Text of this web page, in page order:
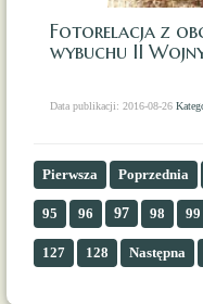
Fotorelacja z
wybuchu II
Data publikacji: 2016-08-26
Pierwsza Poprzednia
95 96 97 98 99
127 128 Następna